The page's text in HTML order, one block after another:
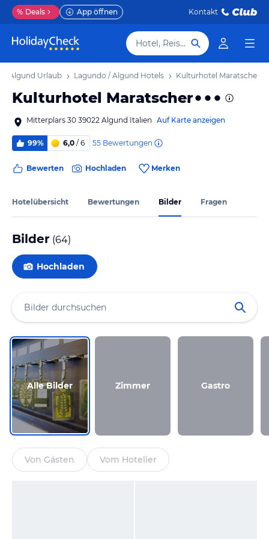
% Deals App öffnen Kontakt
Hotel, Reiseziel
/ Algund Urlaub Lagundo / Algund Hotels Kulturhotel Maratscher
Kulturhotel Maratscher
Mitterplars 30 39022 Algund Italien Auf Karte anzeigen
99% 6,0 / 6 55 Bewertungen
Bewerten Hochladen Merken
Hotelübersicht Bewertungen Bilder Fragen
Bilder (64)
Hochladen
Alle Bilder Zimmer Gastro
Von Gästen Vom Hotelier